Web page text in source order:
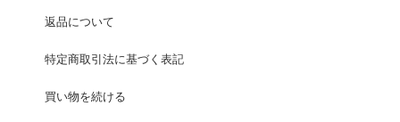
返品について
特定商取引法に基づく表記
買い物を続ける